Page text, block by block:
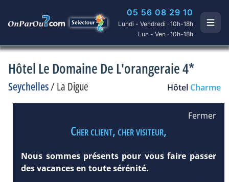
05 56 08 29 10
Lundi - Vendredi · 10h-18h
Lun - Ven · 10h-18h
Hôtel Le Domaine De L'orangeraie 4*
Seychelles/La Digue Hôtel Charme
Fermer
Cher client, cher visiteur,
Nous sommes présents pour vous faire passer
des vacances en toute sérénité.